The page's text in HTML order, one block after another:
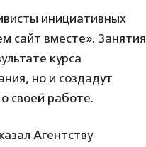
инициативных
сайт вместе». Занятия
курса
но и создадут
своей работе.
Агентству